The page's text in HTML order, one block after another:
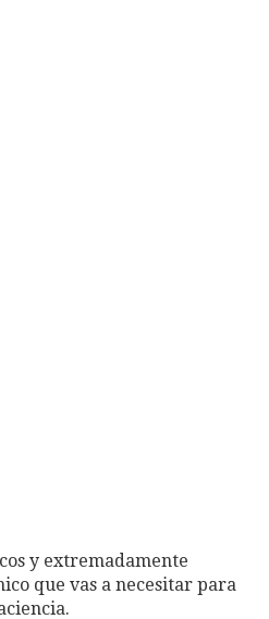
y extremadamente
que vas a necesitar para